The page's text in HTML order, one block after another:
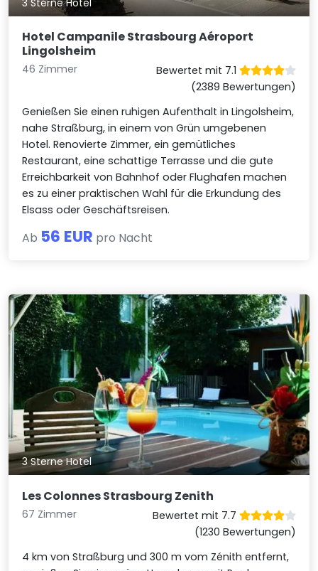
Hotel Campanile Strasbourg Aéroport
Lingolsheim
46 Zimmer
Bewertet mit 7.1
(2389 Bewertungen)
Genießen Sie einen ruhigen Aufenthalt in Lingolsheim,
nahe Straßburg, in einem von Grün umgebenen
Hotel. Renovierte Zimmer, ein gemütliches
Restaurant, eine schattige Terrasse und die gute
Erreichbarkeit von Bahnhof oder Flughafen machen
es zu einer praktischen Wahl für die Erkundung des
Elsass oder Geschäftsreisen.
Ab 56 EUR pro Nacht
3 Sterne Hotel
Les Colonnes Strasbourg Zenith
67 Zimmer
Bewertet mit 7.7
(1230 Bewertungen)
4 km von Straßburg und 300 m vom Zénith entfernt,